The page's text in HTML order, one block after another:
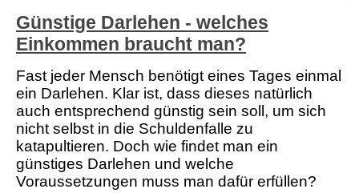
Günstige Darlehen - welches
Einkommen braucht man?
Fast jeder Mensch benötigt eines Tages einmal
ein Darlehen. Klar ist, dass dieses natürlich
auch entsprechend günstig sein soll, um sich
nicht selbst in die Schuldenfalle zu
katapultieren. Doch wie findet man ein
günstiges Darlehen und welche
Voraussetzungen muss man dafür erfüllen?